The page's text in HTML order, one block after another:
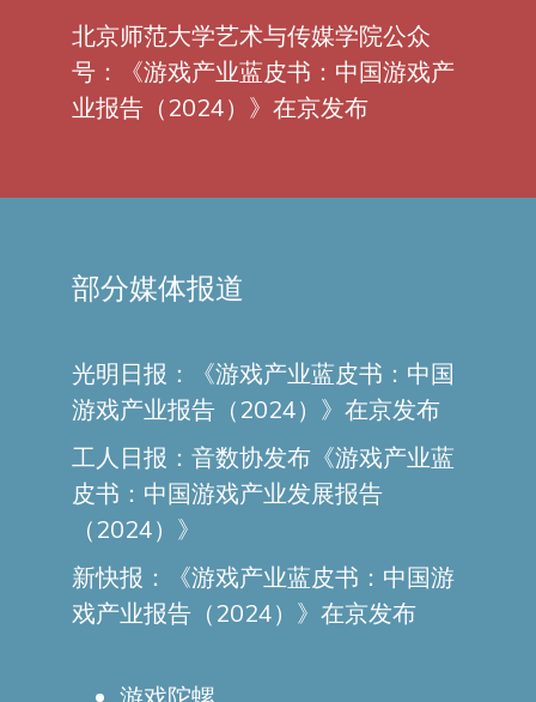
北京师范大学艺术与传媒学院公众
号：《游戏产业蓝皮书：中国游戏产
业报告（2024）》在京发布
部分媒体报道
光明日报：《游戏产业蓝皮书：中国
游戏产业报告（2024）》在京发布
工人日报：音数协发布《游戏产业蓝
皮书：中国游戏产业发展报告
（2024）》
新快报：《游戏产业蓝皮书：中国游
戏产业报告（2024）》在京发布